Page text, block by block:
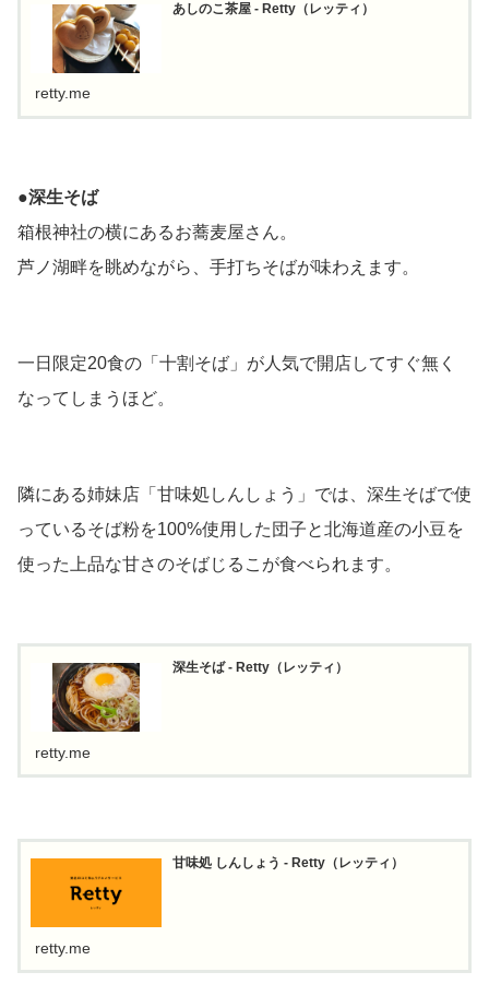
あしのこ茶屋 - Retty（レッティ）
retty.me
●深生そば
箱根神社の横にあるお蕎麦屋さん。
芦ノ湖畔を眺めながら、手打ちそばが味わえます。
一日限定20食の「十割そば」が人気で開店してすぐ無く
なってしまうほど。
隣にある姉妹店「甘味処しんしょう」では、深生そばで使
っているそば粉を100%使用した団子と北海道産の小豆を
使った上品な甘さのそばじるこが食べられます。
深生そば - Retty（レッティ）
retty.me
甘味処 しんしょう - Retty（レッティ）
retty.me